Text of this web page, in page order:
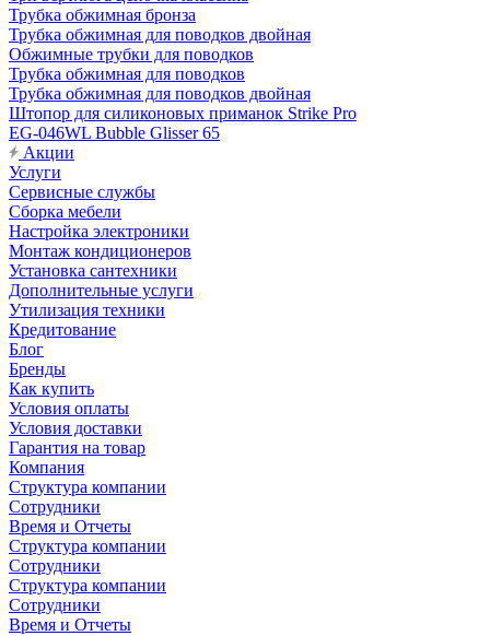
Трубка обжимная бронза
Трубка обжимная для поводков двойная
Обжимные трубки для поводков
Трубка обжимная для поводков
Трубка обжимная для поводков двойная
Штопор для силиконовых приманок Strike Pro
EG-046WL Bubble Glisser 65
Акции
Услуги
Сервисные службы
Сборка мебели
Настройка электроники
Монтаж кондиционеров
Установка сантехники
Дополнительные услуги
Утилизация техники
Кредитование
Блог
Бренды
Как купить
Условия оплаты
Условия доставки
Гарантия на товар
Компания
Структура компании
Сотрудники
Время и Отчеты
Структура компании
Сотрудники
Структура компании
Сотрудники
Время и Отчеты